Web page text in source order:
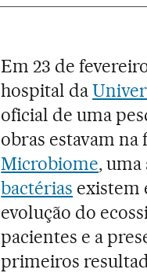
Em 23 de
hospital da
oficial de uma
obras estavam
Microbiome,
bactérias existem
evolução do
pacientes e a
primeiros